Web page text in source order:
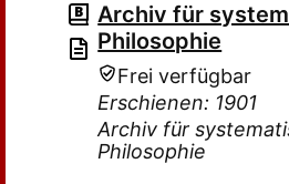
Archiv für
Philosophie
Frei verfügbar
Erschienen: 1901
Archiv für
Philosophie